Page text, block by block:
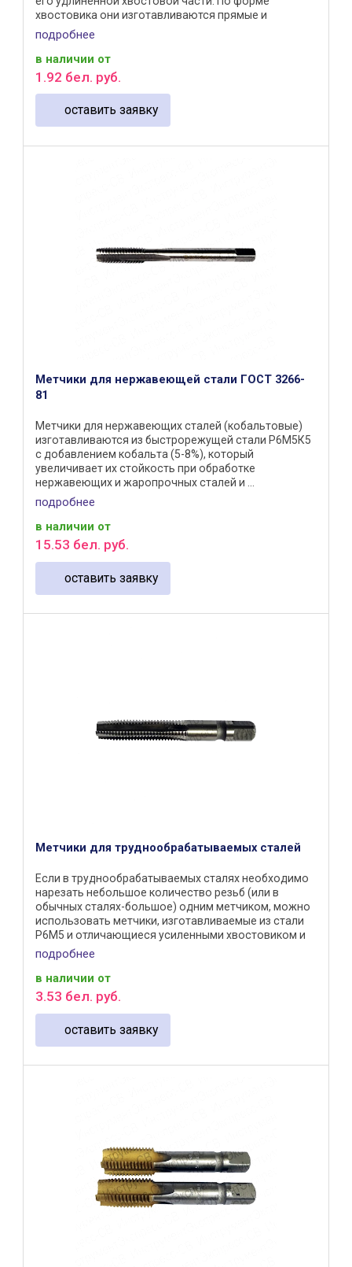
хвостовика они изготавливаются прямые и
изогнутые- для ...
подробнее
в наличии от
1 .92 бел. руб.
оставить заявку
Метчики для нержавеющей стали ГОСТ 3266-
81
Метчики для нержавеющих сталей (кобальтовые)
изготавливаются из быстрорежущей стали Р6М5К5
с добавлением кобальта (5-8%), который
увеличивает их стойкость при обработке
нержавеющих и жаропрочных сталей и ...
подробнее
в наличии от
15.53 бел. руб.
оставить заявку
Метчики для труднообрабатываемых сталей
Если в труднообрабатываемых сталях необходимо
нарезать небольшое количество резьб (или в
обычных сталях-большое) одним метчиком, можно
использовать метчики, изготавливаемые из стали
Р6М5 и отличающиеся усиленными хвостовиком и
геометрией режущей ...
подробнее
в наличии от
3.53 бел. руб.
оставить заявку